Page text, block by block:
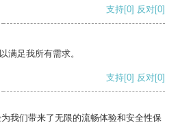
支持[0] 反对[0]
满足我所有需求。
支持[0] 反对[0]
我们带来了无限的流畅体验和安全性保